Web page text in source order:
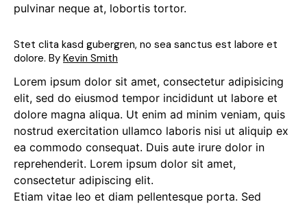
pulvinar neque at, lobortis tortor.
Stet clita kasd gubergren, no sea sanctus est labore et
dolore. By Kevin Smith
Lorem ipsum dolor sit amet, consectetur adipisicing
elit, sed do eiusmod tempor incididunt ut labore et
dolore magna aliqua. Ut enim ad minim veniam, quis
nostrud exercitation ullamco laboris nisi ut aliquip ex
ea commodo consequat. Duis aute irure dolor in
reprehenderit. Lorem ipsum dolor sit amet,
consectetur adipiscing elit.
Etiam vitae leo et diam pellentesque porta. Sed